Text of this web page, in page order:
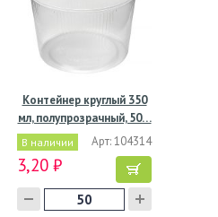
Контейнер круглый 350
мл, полупрозрачный, 50…
В наличии Арт: 104314
3,20 ₽